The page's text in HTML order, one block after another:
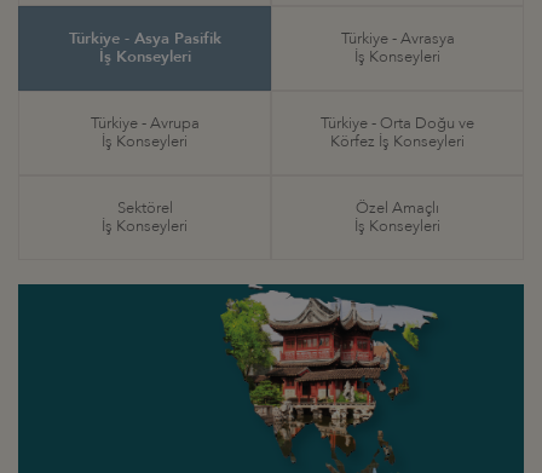
Türkiye - Asya Pasifik
İş Konseyleri
Türkiye - Avrasya
İş Konseyleri
Türkiye - Avrupa
İş Konseyleri
Türkiye - Orta Doğu ve
Körfez İş Konseyleri
Sektörel
İş Konseyleri
Özel Amaçlı
İş Konseyleri